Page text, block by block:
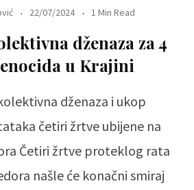
22/07/2024 1 Min Read
dženaza za 4
u Krajini
dženaza i ukop
četiri žrtve ubijene na
Četiri žrtve proteklog rata
našle će konačni smiraj